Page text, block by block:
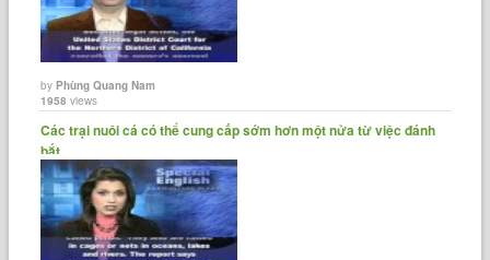
byPhùng Quang Nam
1958 views
Các trại nuôi cá có thể cung cấp sớm hơn một nửa từ việc đánh
bắt......